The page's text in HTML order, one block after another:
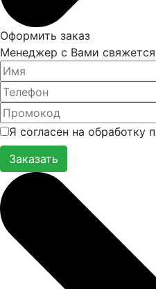
Оформить заказ
Менеджер с Вами
Я согласен на обработку
Заказать